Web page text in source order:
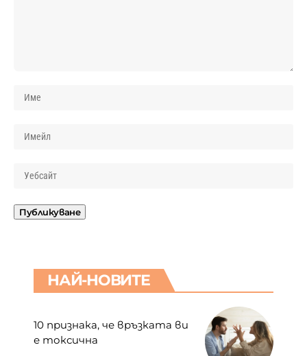
НАЙ-НОВИТЕ
10 признака, че връзката ви
е токсична